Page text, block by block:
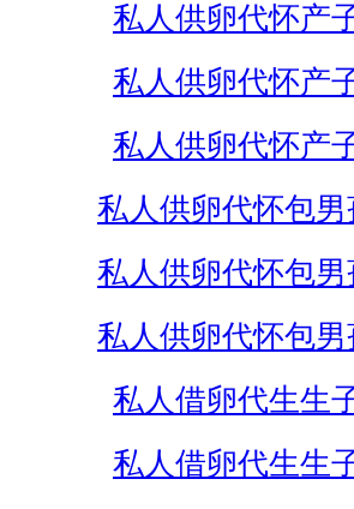
私人供卵代怀产
私人供卵代怀产
私人供卵代怀产
私人供卵代怀包男
私人供卵代怀包男
私人供卵代怀包男
私人借卵代生生
私人借卵代生生